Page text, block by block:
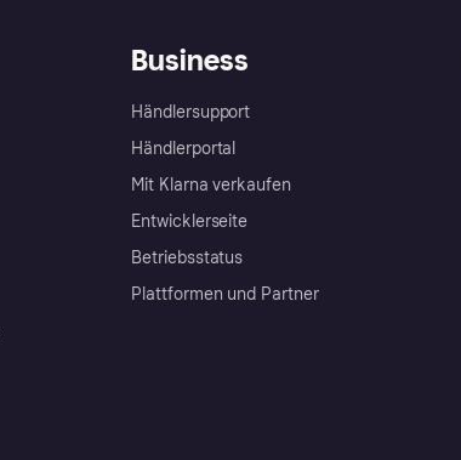
Business
Händlersupport
Händlerportal
Mit Klarna verkaufen
Entwicklerseite
Betriebsstatus
Plattformen und Partner